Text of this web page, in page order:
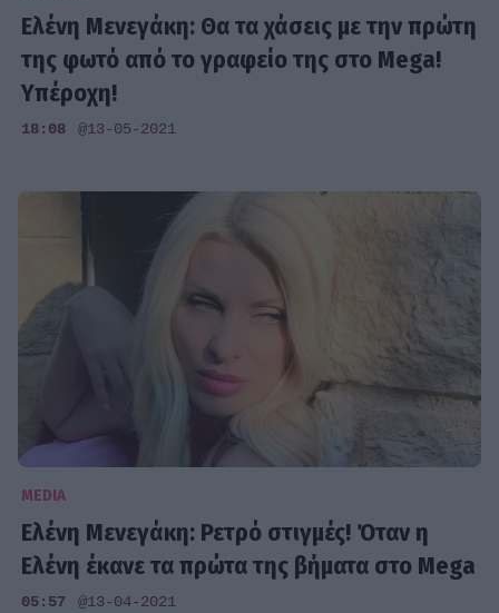
Ελένη Μενεγάκη: Θα τα χάσεις με την πρώτη
της φωτό από το γραφείο της στο Mega!
Υπέροχη!
18:08 @13-05-2021
MEDIA
Ελένη Μενεγάκη: Ρετρό στιγμές! Όταν η
Ελένη έκανε τα πρώτα της βήματα στο Mega
05:57 @13-04-2021